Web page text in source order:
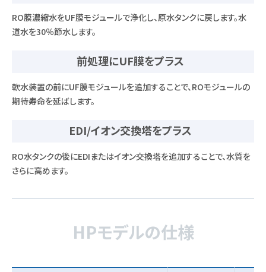
RO膜濃縮水をUF膜モジュールで浄化し、原水タンクに戻します。水
道水を30％節水します。
前処理にUF膜をプラス
軟水装置の前にUF膜モジュールを追加することで、ROモジュールの
期待寿命を延ばします。
EDI/イオン交換塔をプラス
RO水タンクの後にEDIまたはイオン交換塔を追加することで、水質を
さらに高めます。
HPモデルの仕様